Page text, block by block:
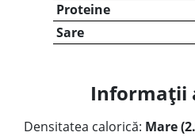
Proteine
Sare
Informații
Densitatea calorică: Mare